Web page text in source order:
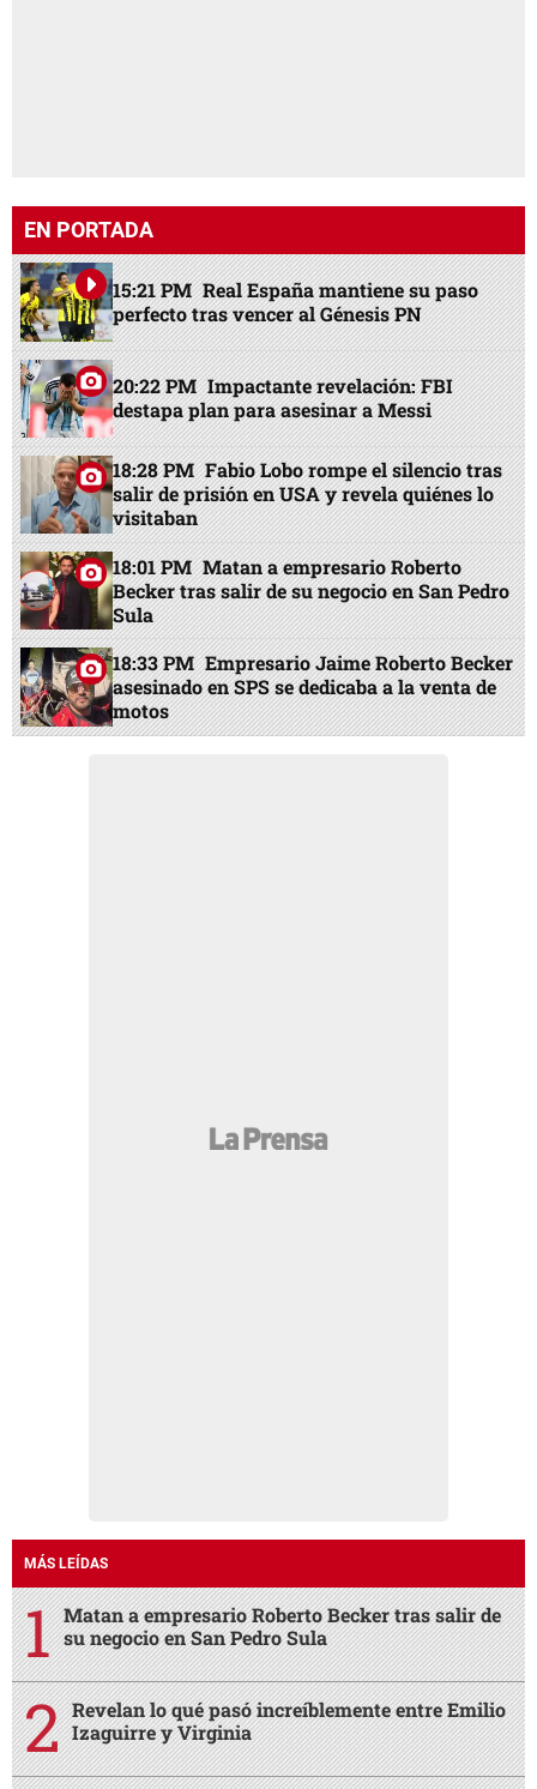
EN PORTADA
15:21 PM Real España mantiene su paso
perfecto tras vencer al Génesis PN
20:22 PM Impactante revelación: FBI
destapa plan para asesinar a Messi
18:28 PM Fabio Lobo rompe el silencio tras
salir de prisión en USA y revela quiénes lo
visitaban
18:01 PM Matan a empresario Roberto
Becker tras salir de su negocio en San Pedro
Sula
18:33 PM Empresario Jaime Roberto Becker
asesinado en SPS se dedicaba a la venta de
motos
MÁS LEÍDAS
Matan a empresario Roberto Becker tras salir de
su negocio en San Pedro Sula
Revelan lo qué pasó increíblemente entre Emilio
Izaguirre y Virginia